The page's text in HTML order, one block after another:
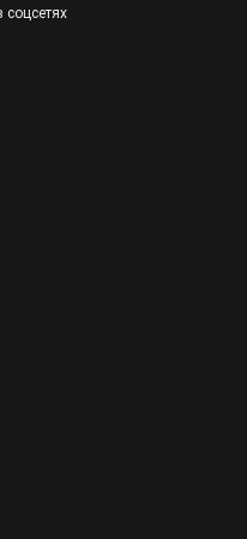
нагревания не
оснащены следующими
соцсетях